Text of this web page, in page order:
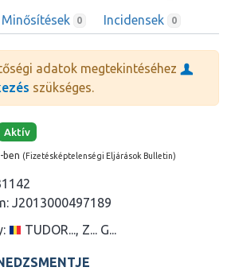
Minősítések 0 Incidensek 0
adatok megtekintéséhez
szükséges.
Aktív
ben (Fizetésképtelenségi Eljárások Bulletin)
J2013000497189
TUDOR..., Z... G...